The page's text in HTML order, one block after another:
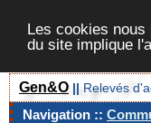
Les cookies
du site implique
Gen&O || Relevés
Navigation ::